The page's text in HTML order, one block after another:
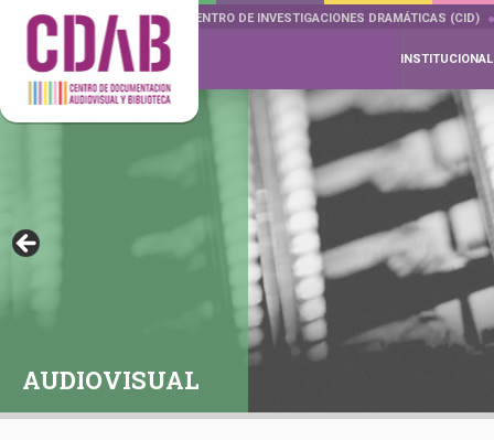
DOCUMENTA DRAMÁTICAS CENTRO DE INVESTIGACIONES DRAMÁTICAS (CID)
INSTITUCIONAL
AUDIOVISUAL